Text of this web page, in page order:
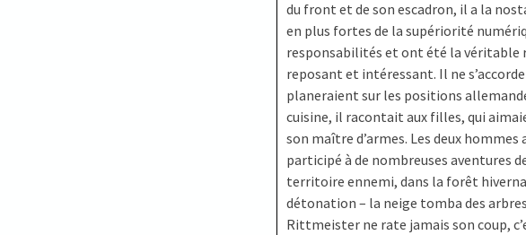
du front et de son escadron, il a la
en plus fortes de la supériorité
responsabilités et ont été la véritable
reposant et intéressant. Il ne
planeraient sur les positions
cuisine, il racontait aux filles, qui
son maître d’armes. Les deux
participé à de nombreuses aventures
territoire ennemi, dans la forêt
détonation – la neige tomba des
Rittmeister ne rate jamais son coup,